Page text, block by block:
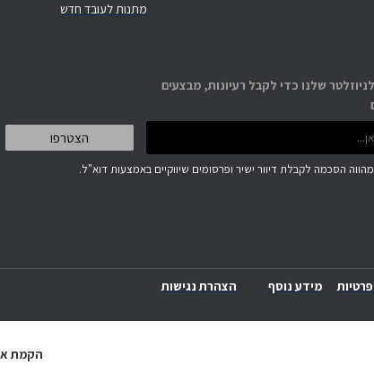
מתנות לעובד חדש
שלנו כדי לקבל רעיונות, מבצעים
מידע נוסף הצהרת נגישות
הסכמה לקבלת דיוור ישיר ופרסומים שיווקיים באמצעות דוא"ל.
הקמת